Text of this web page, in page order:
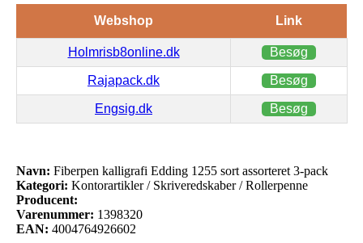
Webshop Link
Holmrisb8online.dk Besøg
Rajapack.dk Besøg
Engsig.dk Besøg
Navn: Fiberpen kalligrafi Edding 1255 sort assorteret 3-pack
Kategori: Kontorartikler / Skriveredskaber / Rollerpenne
Producent:
Varenummer: 1398320
EAN: 4004764926602